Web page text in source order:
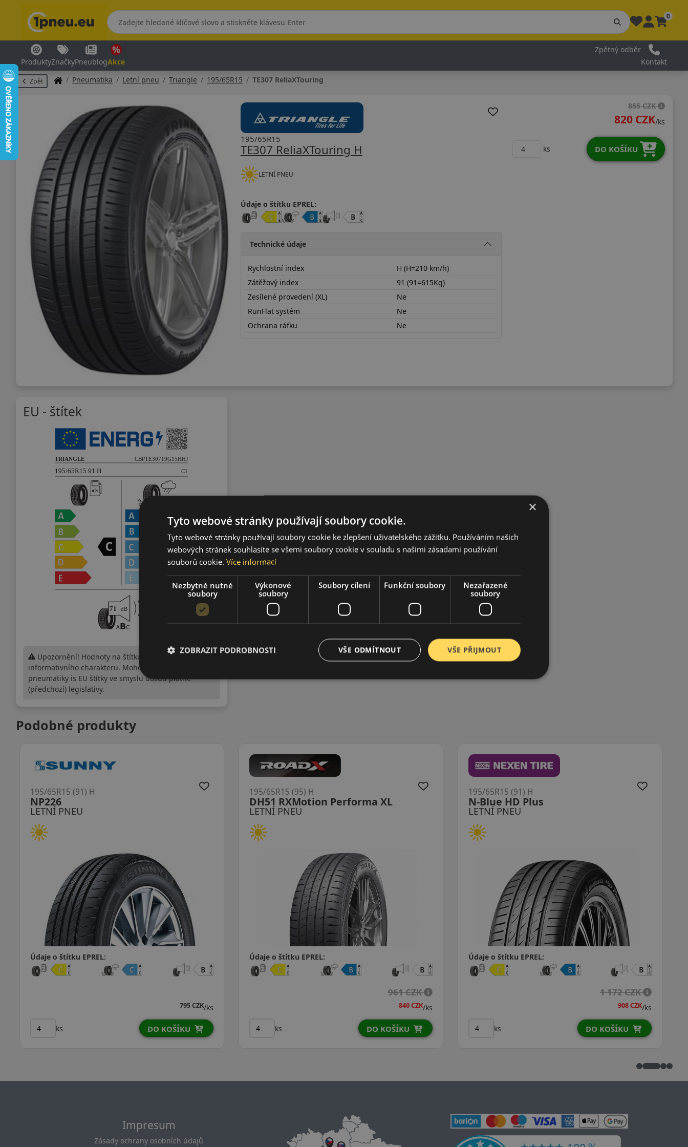
0
ProduktyZnačkyPneublogAkce
Zpětný odběr
Kontakt
Zpět Pneumatika Letní pneu Triangle 195/65R15 TE307 ReliaXTouring
TE307 ReliaXTouring H
195/65R15
LETNÍ PNEU
Údaje o štítku EPREL:
Technické údaje
Rychlostní index
H (H=210 km/h)
Zátěžový index
91 (91=615Kg)
Zesílené provedení (XL)
Ne
RunFlat systém
Ne
Ochrana ráfku
Ne
855 CZK
820 CZK/ks
ks DO KOŠÍKU
EU - štítek
Upozornění! Hodnoty na štítku jsou pouze
informativního charakteru. Mohou být dodány
pneumatiky is EU štítky ve smyslu dosud platné
(předchozí) legislativy.
Podobné produkty
LETNÍ PNEU
DH51 RXMotion Performa
195/65R15 (91) H
Údaje o štítku EPREL:
940 CZK
DO KOŠÍKU
LETNÍ PNEU
LK41 G Fit EQ+
195/65R15 (91) H
Údaje o štítku EPREL:
1 099 CZK
941 CZK
DO KOŠÍKU
LETNÍ PNEU
NA-1
195/65R15 (91) H
Údaje o štítku EPREL:
946 CZK
DO KOŠÍKU
Impresum
Zásady ochrany osobních údajů
×
Tyto webové stránky používají soubory cookie.
Tyto webové stránky používají soubory cookie ke zlepšení uživatelského zážitku. Používáním našich
webových stránek souhlasíte se všemi soubory cookie v souladu s našimi zásadami používání
souborů cookie. Více informací
Nezbytně nutné
soubory
Výkonové
soubory
Soubory cílení Funkční soubory
Nezařazené
soubory
VŠE PŘIJMOUT
VŠE ODMÍTNOUT
ZOBRAZIT PODROBNOSTI